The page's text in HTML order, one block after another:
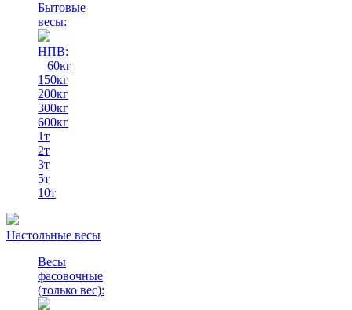
Бытовые
весы:
НПВ:
60кг
150кг
200кг
300кг
600кг
1т
2т
3т
5т
10т
Настольные весы
Весы
фасовочные
(только вес):